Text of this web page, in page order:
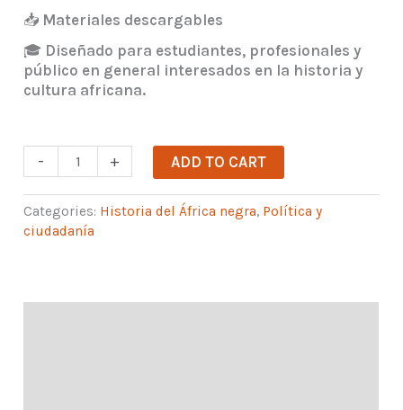
📥 Materiales descargables
🎓 Diseñado para estudiantes, profesionales y
público en general interesados en la historia y
cultura africana.
-
Historia
de
la
deuda
en
+ ADD TO CART
Categories: Historia del África negra, Política y
ciudadanía